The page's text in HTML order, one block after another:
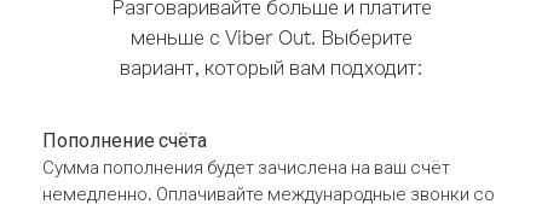
Разговаривайте больше и платите
меньше с Viber Out. Выберите
вариант, который вам подходит:
Пополнение счёта
Сумма пополнения будет зачислена на ваш счёт
немедленно. Оплачивайте международные звонки со